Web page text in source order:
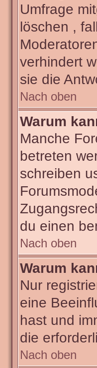
Umfrage
löschen ,
verhindert
sie die
Nach oben
Warum
Manche
betreten
schreiben
du einen
Nach oben
Warum
Nur
eine
hast und
die
Nach oben